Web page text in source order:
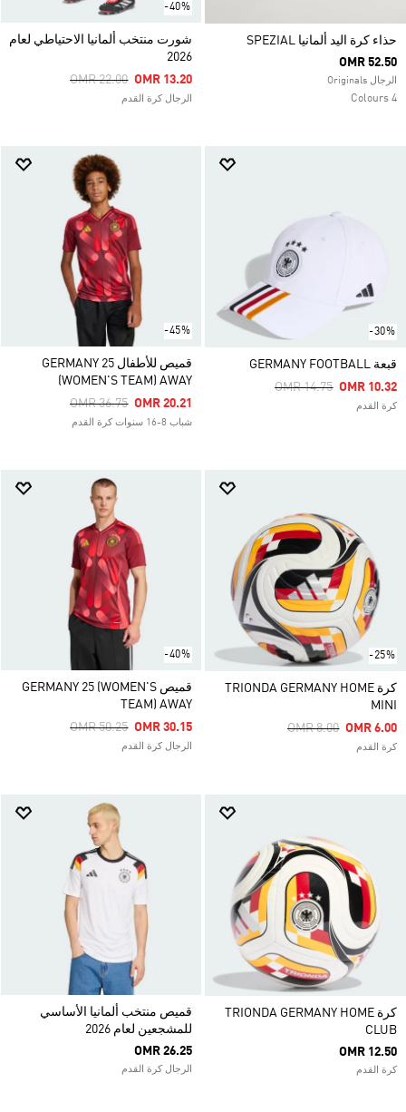
حذاء كرة اليد ألمانيا SPEZIAL
OMR 52.50
الرجال Originals
4 Colours
-40%
شورت منتخب ألمانيا الاحتياطي لعام
2026
Price Reduced From
OMR 22.00ToOMR 13.20
الرجال كرة القدم
-30%
قبعة GERMANY FOOTBALL
Price Reduced From
OMR 14.75ToOMR 10.32
كرة القدم
-45%
قميص للأطفال GERMANY 25
(WOMEN'S TEAM) AWAY
Price Reduced From
OMR 36.75ToOMR 20.21
شباب 8-16 سنوات كرة القدم
-25%
كرة TRIONDA GERMANY HOME
MINI
Price Reduced From
OMR 8.00ToOMR 6.00
كرة القدم
-40%
قميص GERMANY 25 (WOMEN'S
TEAM) AWAY
Price Reduced From
OMR 50.25ToOMR 30.15
الرجال كرة القدم
كرة TRIONDA GERMANY HOME
CLUB
OMR 12.50
كرة القدم
قميص منتخب ألمانيا الأساسي
للمشجعين لعام 2026
OMR 26.25
الرجال كرة القدم